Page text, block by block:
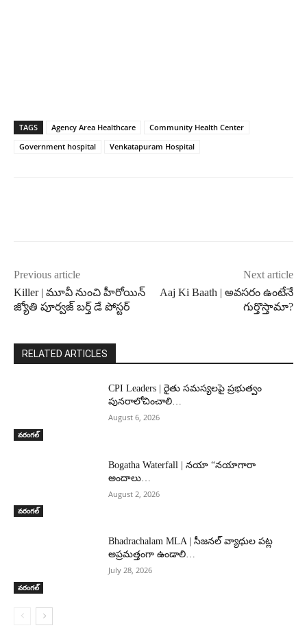
TAGS Agency Area Healthcare
Community Health Center
Government hospital
Venkatapuram Hospital
Previous article
Killer | మూవీ నుంచి హీరోయిన్
జ్యోతి పూర్వజ్ బర్త్ డే పోస్టర్
Next article
Aaj Ki Baath | అవసరం ఉంటేనే
గుర్తొస్తామా?
RELATED ARTICLES
వరంగల్‌
CPI Leaders | రైతు సమస్యలపై ప్రభుత్వం
పునరాలోచించాలి…
August 6, 2026
వరంగల్‌
Bogatha Waterfall | నయా “నయాగారా
అందాలు…
August 2, 2026
వరంగల్‌
Bhadrachalam MLA | సీజనల్ వ్యాధుల పట్ల
అప్రమత్తంగా ఉండాలి…
July 28, 2026